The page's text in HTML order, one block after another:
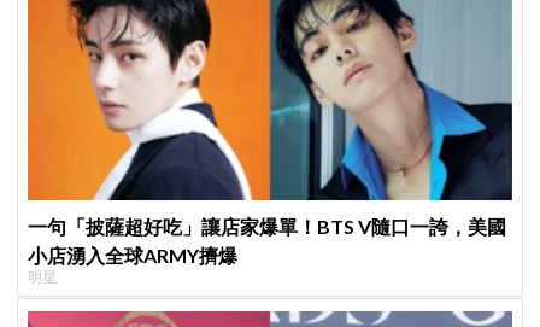
一句「披薩超好吃」讓店家爆單！BTS V隨口一誇，美國
小店湧入全球ARMY擠爆
明星